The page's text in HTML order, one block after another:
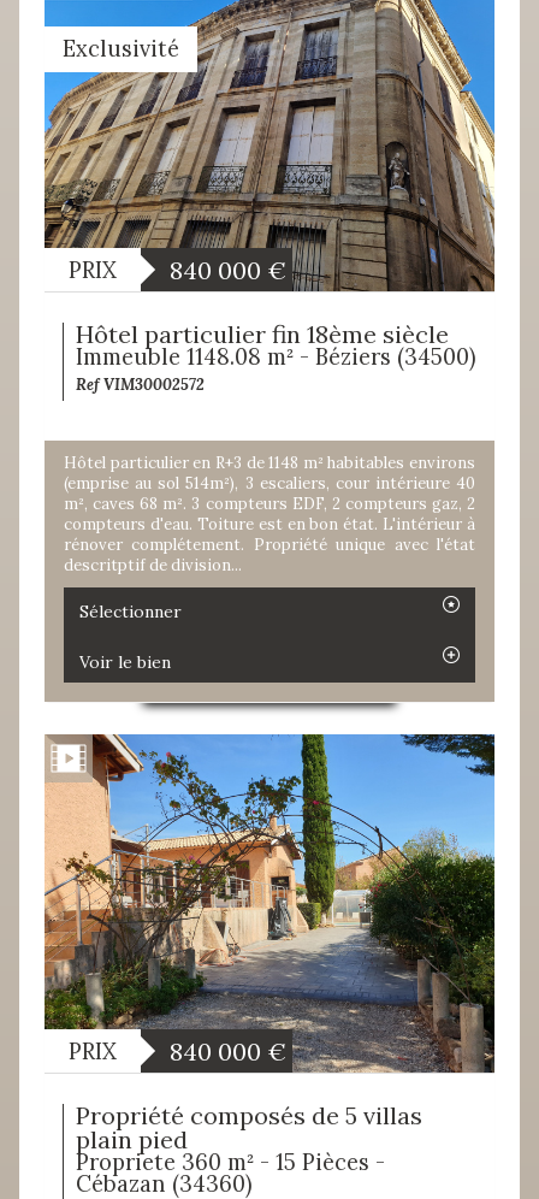
Exclusivité
PRIX 840 000 €
Hôtel particulier fin 18ème siècle
Immeuble 1148.08 m² - Béziers (34500)
Ref VIM30002572
Hôtel particulier en R+3 de 1148 m² habitables environs
(emprise au sol 514m²), 3 escaliers, cour intérieure 40
m², caves 68 m². 3 compteurs EDF, 2 compteurs gaz, 2
compteurs d'eau. Toiture est en bon état. L'intérieur à
rénover complétement. Propriété unique avec l'état
descritptif de division...
Sélectionner
Voir le bien
PRIX 840 000 €
Propriété composés de 5 villas
plain pied
Propriete 360 m² - 15 Pièces -
Cébazan (34360)